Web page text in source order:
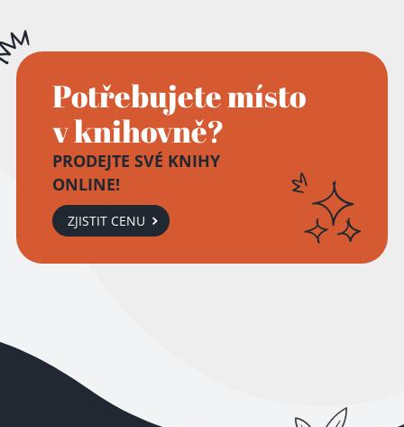
Potřebujete místo
v knihovně?
PRODEJTE SVÉ KNIHY
ONLINE!
ZJISTIT CENU